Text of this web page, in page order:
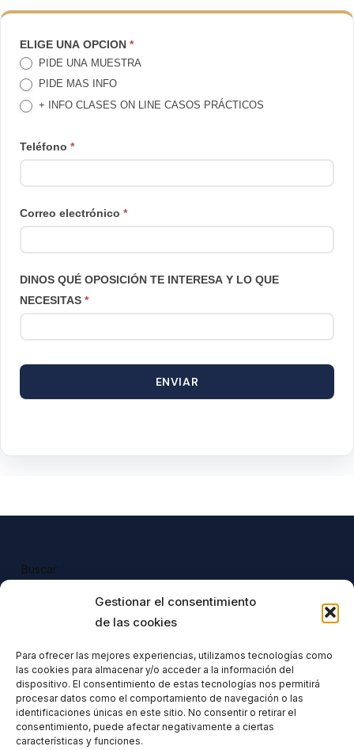
Gestionar el consentimiento
de las cookies
Para ofrecer las mejores experiencias, utilizamos tecnologías como
las cookies para almacenar y/o acceder a la información del
dispositivo. El consentimiento de estas tecnologías nos permitirá
procesar datos como el comportamiento de navegación o las
identificaciones únicas en este sitio. No consentir o retirar el
consentimiento, puede afectar negativamente a ciertas
características y funciones.
TE
LLAMAMOS
ELIGE UNA OPCION *
PIDE UNA MUESTRA
PIDE MAS INFO
+ INFO CLASES ON LINE CASOS PRÁCTICOS
Teléfono *
Correo electrónico *
DINOS QUÉ OPOSICIÓN TE INTERESA Y LO QUE
NECESITAS *
ENVIAR
Buscar
Todos nuestros productos tienen
incluido el IVA en su precio.